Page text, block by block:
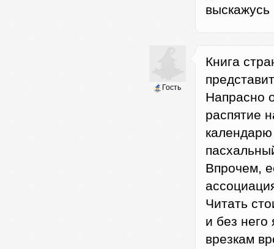
Гость
Книга
Напрасно
распятие
Впрочем,
Читать
и без
врезкам